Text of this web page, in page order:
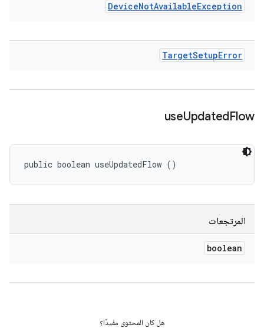
DeviceNotAvailableException
TargetSetupError
useUpdatedFlow
public boolean useUpdatedFlow ()
المرتجعات
boolean
هل كان المحتوى مفيدًا؟